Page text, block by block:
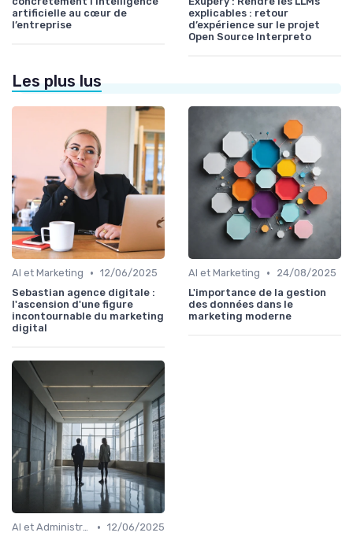
artificielle au cœur de
l’entreprise
explicables : retour
d’expérience sur le projet
Open Source Interpreto
Les plus lus
AI et Marketing • 12/06/2025
Sebastian agence digitale :
l'ascension d'une figure
incontournable du marketing
digital
AI et Marketing •
24/08/2025
L'importance de la gestion
des données dans le
marketing moderne
AI et Administration • 12/06/2025